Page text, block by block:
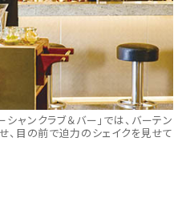
ャンクラブ＆バー」では、バーテン
、目の前で迫力のシェイクを見せて